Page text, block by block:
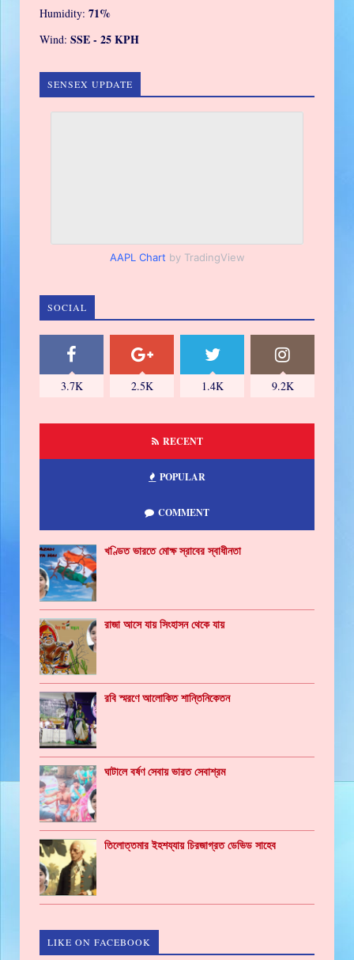
Humidity: 71%
Wind: SSE - 25 KPH
SENSEX UPDATE
AAPL Chart by TradingView
SOCIAL
3.7K 2.5K 1.4K 9.2K
RECENT
POPULAR
COMMENT
খণ্ডিত ভারতে মোক্ষ স্রাবের স্বাধীনতা
রাজা আসে যায় সিংহাসন থেকে যায়
রবি স্মরণে আলোকিত শান্তিনিকেতন
ঘাটালে বর্ষণ সেবায় ভারত সেবাশ্রম
তিলোত্তমার ইহশয্যায় চিরজাগ্রত ডেভিড সাহেব
LIKE ON FACEBOOK